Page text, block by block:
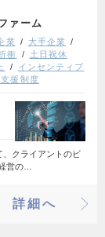
ァーム
業
大手企業
衝
土日祝休
インセンティブ
援制度
、クライアントのビ
営の…
詳細へ